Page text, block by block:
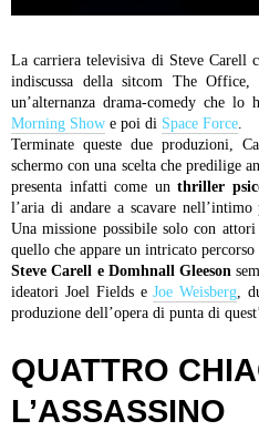
La carriera televisiva di Steve Carell
indiscussa della sitcom The
un’alternanza drama-comedy che
Morning Show e poi di Space Force.
Terminate queste due produzioni,
schermo con una scelta che predilige
presenta infatti come unthriller
l’aria di andare a scavare
Una missione possibile solo con
quello che appare un intricato percorso
Steve Carell e Domhnall Gleeson
ideatori Joel Fields eJoe Weisberg,
produzione dell’opera di punta di
QUATTRO
L’ASSASSINO